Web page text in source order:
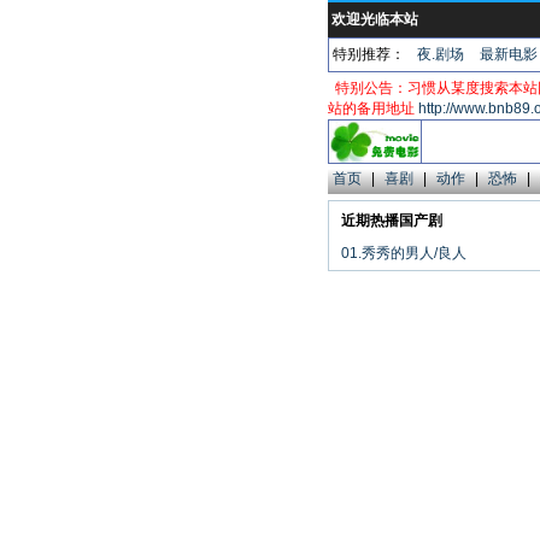
欢迎光临本站
特别推荐： 夜.剧场 最新电影
特别公告：习惯从某度搜索本
站的备用地址 http://
首页 | 喜剧 | 动作 | 恐怖 |
近期热播国产剧
01.秀秀的男人/良人